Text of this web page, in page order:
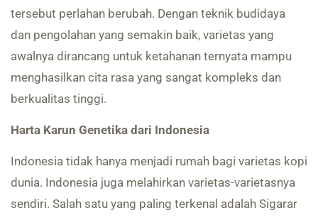
tersebut perlahan berubah. Dengan teknik budidaya
dan pengolahan yang semakin baik, varietas yang
awalnya dirancang untuk ketahanan ternyata mampu
menghasilkan cita rasa yang sangat kompleks dan
berkualitas tinggi.
Harta Karun Genetika dari Indonesia
Indonesia tidak hanya menjadi rumah bagi varietas kopi
dunia. Indonesia juga melahirkan varietas-varietasnya
sendiri. Salah satu yang paling terkenal adalah Sigarar